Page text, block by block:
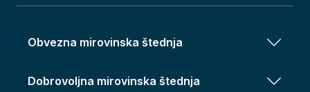
Obvezna mirovinska štednja
Dobrovoljna mirovinska štednja